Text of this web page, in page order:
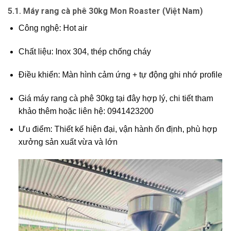
5.1. Máy rang cà phê 30kg Mon Roaster (Việt Nam)
Công nghệ: Hot air
Chất liệu: Inox 304, thép chống cháy
Điều khiển: Màn hình cảm ứng + tự động ghi nhớ profile
Giá máy rang cà phê 30kg tại đây hợp lý, chi tiết tham
khảo thêm hoặc liên hệ: 0941423200
Ưu điểm: Thiết kế hiện đại, vận hành ổn định, phù hợp
xưởng sản xuất vừa và lớn